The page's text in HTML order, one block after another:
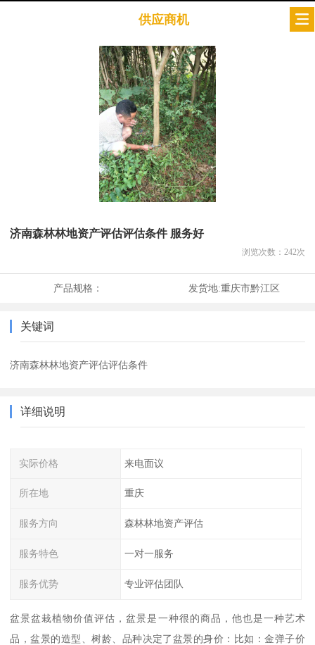
供应商机
济南森林林地资产评估评估条件 服务好
浏览次数： 242次
产品规格： 发货地:重庆市黔江区
关键词
济南森林林地资产评估评估条件
详细说明
实际价格 来电面议
所在地 重庆
服务方向 森林林地资产评估
服务特色 一对一服务
服务优势 专业评估团队
盆景盆栽植物价值评估，盆景是一种很的商品，他也是一种艺术
品，盆景的造型、树龄、品种决定了盆景的身价：比如：金弹子价